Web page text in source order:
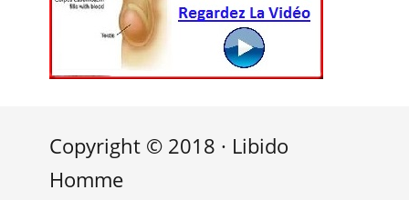
Copyright © 2018 · Libido
Homme